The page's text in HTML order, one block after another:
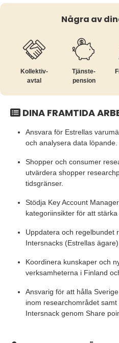
Några av
Kollektiv­
avtal
Tjänste­
pension
DINA FRAMTIDA
Ansvara för Estrellas
och analysera data löpande.
Shopper och consumer
utvärdera shopper
tidsgränser.
Stödja Key Account
kategoriinsikter för att
Uppdatera och regelbundet
Intersnacks (Estrellas ägare).
Koordinera kunskaper och
verksamheterna i Finland
Ansvarig för att hålla
inom researchområdet
Intersnack genom Share